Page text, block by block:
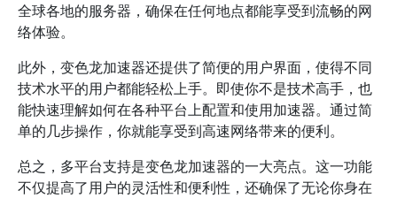
全球各地的服务器，确保在任何地点都能享受到流畅的网
络体验。
此外，变色龙加速器还提供了简便的用户界面，使得不同
技术水平的用户都能轻松上手。即使你不是技术高手，也
能快速理解如何在各种平台上配置和使用加速器。通过简
单的几步操作，你就能享受到高速网络带来的便利。
总之，多平台支持是变色龙加速器的一大亮点。这一功能
不仅提高了用户的灵活性和便利性，还确保了无论你身在